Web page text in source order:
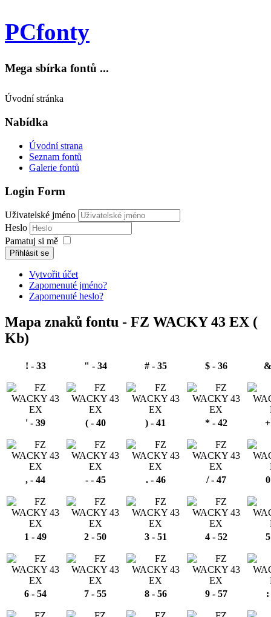
PCfonty
Mega sbírka fontů ...
Úvodní stránka
Nabídka
Úvodní strana
Seznam fontů
Galerie fontů
Login Form
Uživatelské jméno
Heslo
Pamatuj si mě
Přihlásit se
Vytvořit účet
Zapomenuté jméno?
Zapomenuté heslo?
Mapa znaků fontu - FZ WACKY 43 EX (
Kb)
! - 33 " - 34 # - 35 $ - 36
' - 39 ( - 40 ) - 41 * - 42
, - 44 - - 45 . - 46 / - 47
1 - 49 2 - 50 3 - 51 4 - 52
6 - 54 7 - 55 8 - 56 9 - 57 :